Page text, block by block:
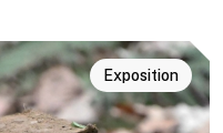
Exposition